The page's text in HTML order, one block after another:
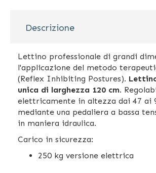
Descrizione
Lettino professionale di grandi
l'applicazione del metodo
(Reflex Inhibiting Postures).
unica di larghezza 120 cm.
elettricamente in altezza dai 47 ai
mediante una pedaliera a bassa
in maniera idraulica.
Carico in sicurezza:
250 kg versione elettrica